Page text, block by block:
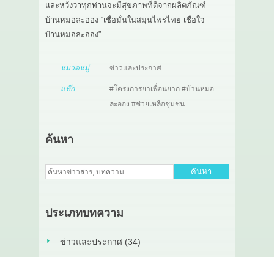
และหวังว่าทุกท่านจะมีสุขภาพที่ดีจากผลิตภัณฑ์
บ้านหมอละออง “เชื่อมั่นในสมุนไพรไทย เชื่อใจ
บ้านหมอละออง”
หมวดหมู่ ข่าวและประกาศ
แท๊ก
#โครงการยาเพื่อนยาก #บ้านหมอ
ละออง #ช่วยเหลือชุมชน
ค้นหา
ค้นหา
ประเภทบทความ
ข่าวและประกาศ (34)